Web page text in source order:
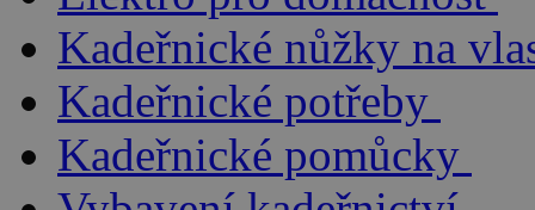
Kadeřnické nůžky na
Kadeřnické potřeby
Kadeřnické pomůcky